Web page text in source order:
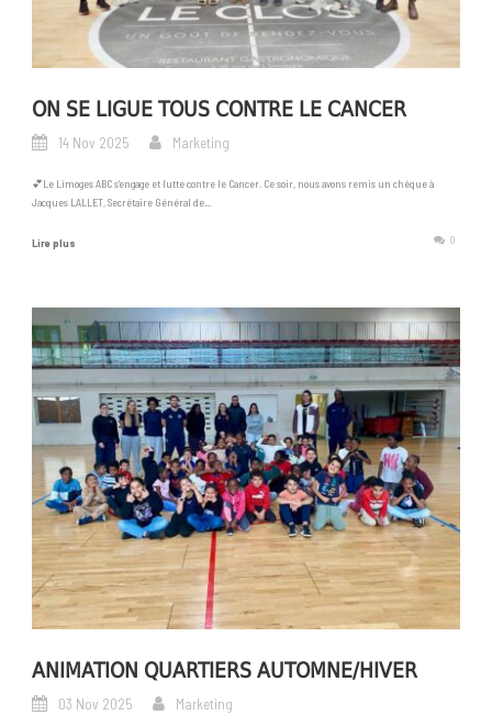
ON SE LIGUE TOUS CONTRE LE CANCER
14 Nov 2025 Marketing
💕Le Limoges ABC s’engage et lutte contre le Cancer. Ce soir, nous avons remis un chèque à
Jacques LALLET, Secrétaire Général de...
Lire plus 0
ANIMATION QUARTIERS AUTOMNE/HIVER
03 Nov 2025 Marketing